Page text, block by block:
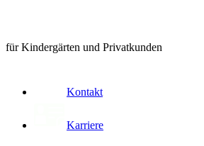
für Kindergärten und Privatkunden
Kontakt
Karriere